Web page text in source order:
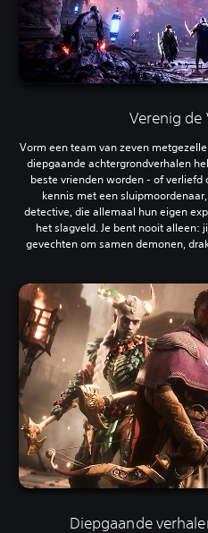
Verenig de
Vorm een team van zeven
diepgaande achtergrondverhalen
beste vrienden worden - of verliefd
kennis met een
detective, die allemaal hun eigen
het slagveld. Je bent nooit
gevechten om samen demonen,
Diepgaande